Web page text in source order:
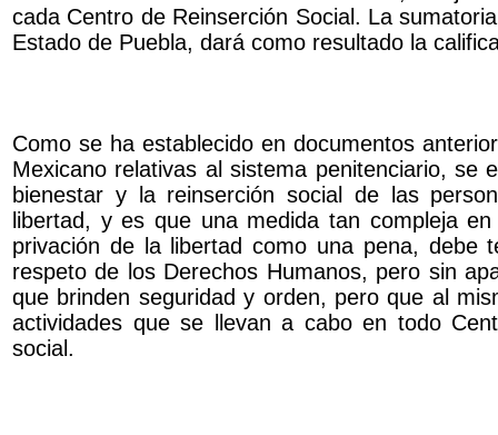
cada Centro de Reinserción Social. La
Estado de Puebla, dará como resultado la
Como se ha establecido en documentos
Mexicano relativas al sistema penitenciario, se
bienestar y la reinserción social de las
libertad, y es que una medida tan compleja
privación de la libertad como una pena, debe
respeto de los Derechos Humanos, pero sin
que brinden seguridad y orden, pero que al
actividades que se llevan a cabo en todo
social.